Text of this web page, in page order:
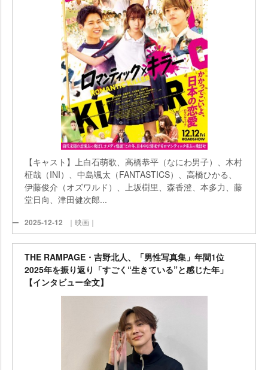
【キャスト】上白石萌歌、高橋恭平（なにわ男子）、木村
柾哉（INI）、中島颯太（FANTASTICS）、高橋ひかる、
伊藤俊介（オズワルド）、上坂樹里、森香澄、本多力、藤
堂日向、津田健次郎...
2025-12-12 ｜映画｜
THE RAMPAGE・吉野北人、「男性写真集」年間1位
2025年を振り返り「すごく“生きている”と感じた年」
【インタビュー全文】